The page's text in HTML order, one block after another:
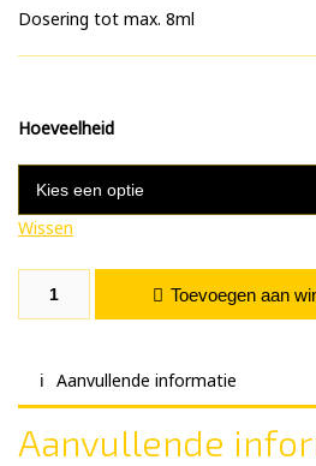
Dosering tot max. 8ml
Hoeveelheid
Wissen
Mango aantal Toevoegen aan
Aanvullende informatie
Aanvullende